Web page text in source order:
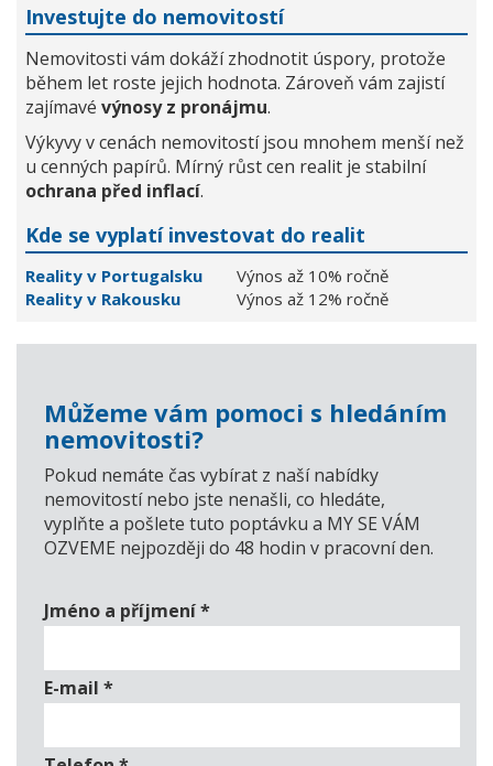
Investujte do nemovitostí
Nemovitosti vám dokáží zhodnotit úspory, protože
během let roste jejich hodnota. Zároveň vám zajistí
zajímavé výnosy z pronájmu.
Výkyvy v cenách nemovitostí jsou mnohem menší než
u cenných papírů. Mírný růst cen realit je stabilní
ochrana před inflací.
Kde se vyplatí investovat do realit
Reality v Portugalsku
Výnos až 10% ročně
Reality v Rakousku
Výnos až 12% ročně
Můžeme vám pomoci s hledáním
nemovitosti?
Pokud nemáte čas vybírat z naší nabídky
nemovitostí nebo jste nenašli, co hledáte,
vyplňte a pošlete tuto poptávku a MY SE VÁM
OZVEME nejpozději do 48 hodin v pracovní den.
Jméno a příjmení*
E-mail *